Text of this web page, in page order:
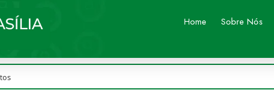
Home Sobre Nós